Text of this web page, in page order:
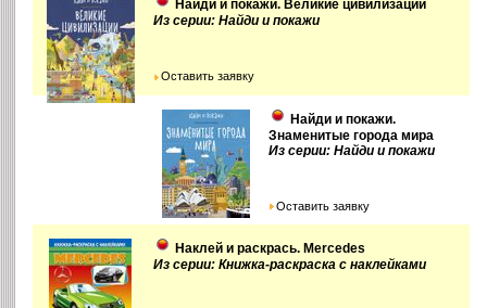
Найди и покажи. Великие цивилизации
Из серии: Найди и покажи
Оставить заявку
Найди и покажи.
Знаменитые города мира
Из серии: Найди и покажи
Оставить заявку
Наклей и раскрась. Mercedes
Из серии: Книжка-раскраска с наклейками